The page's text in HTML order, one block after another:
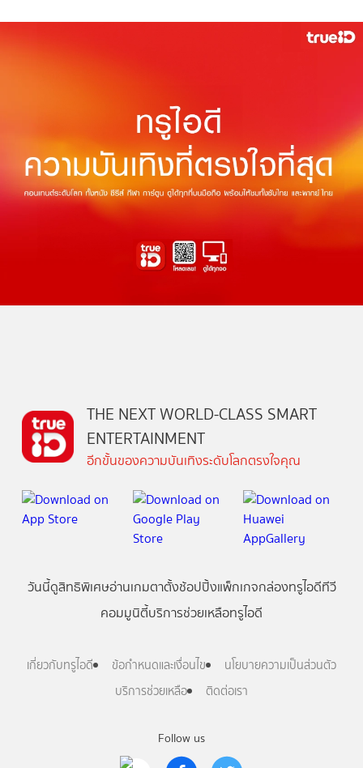
Follow us
THE NEXT WORLD-CLASS SMART
ENTERTAINMENT
อีกขั้นของความบันเทิงระดับโลกตรงใจคุณ
วันนี้ดูสิทธิพิเศษอ่านเกมตาตั้งช้อปปิ้งแพ็กเกจกล่องทรูไอดีทีวี
คอมมูนิตี้บริการช่วยเหลือทรูไอดี
เกี่ยวกับทรูไอดี ข้อกำหนดและเงื่อนไข
นโยบายความเป็นส่วนตัว
บริการช่วยเหลือ
ติดต่อเรา